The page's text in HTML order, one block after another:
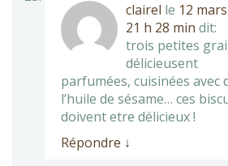
clairel le 12
21 h 28 min dit:
trois petites
délicieusent
parfumées, cuisinées avec
l’huile de sésame… ces
doivent etre délicieux !
Répondre ↓